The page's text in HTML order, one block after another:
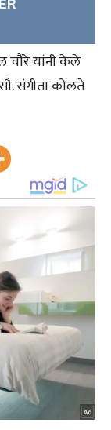
चौरे यांनी केले
संगीता कोलते